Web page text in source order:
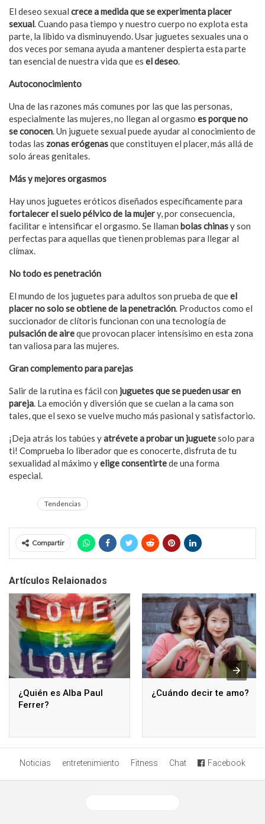
El deseo sexual crece a medida que se experimenta placer
sexual. Cuando pasa tiempo y nuestro cuerpo no explota esta
parte, la libido va disminuyendo. Usar juguetes sexuales una o
dos veces por semana ayuda a mantener despierta esta parte
tan esencial de nuestra vida que es el deseo.
Autoconocimiento
Una de las razones más comunes por las que las personas,
especialmente las mujeres, no llegan al orgasmo es porque no
se conocen. Un juguete sexual puede ayudar al conocimiento de
todas las zonas erógenasque constituyen el placer, más allá de
solo áreas genitales.
Más y mejores orgasmos
Hay unos juguetes eróticos diseñados específicamente para
fortalecer el suelo pélvico de la mujery, por consecuencia,
facilitar e intensificar el orgasmo. Se llaman bolas chinasy son
perfectas para aquellas que tienen problemas para llegar al
clímax.
No todo es penetración
El mundo de los juguetes para adultos son prueba de queel
placer no solo se obtiene de la penetración. Productos como el
succionador de clítoris funcionan con una tecnología de
pulsación de aireque provocan placer intensísimo en esta zona
tan valiosa para las mujeres.
Gran complemento para parejas
Salir de la rutina es fácil con juguetes que se pueden usar en
pareja. La emoción y diversión que se cuelan a la cama son
tales, que el sexo se vuelve mucho más pasional y satisfactorio.
¡Deja atrás los tabúes yatrévete a probar un juguetesolo para
ti! Comprueba lo liberador que es conocerte, disfruta de tu
sexualidad al máximo yelige consentirtede una forma
especial.
Tendencias
Compartir
Artículos Relaionados
¿Quién es Alba Paul
Ferrer?
¿Cuándo decir te amo?
Noticias entretenimiento Fitness Chat Facebook